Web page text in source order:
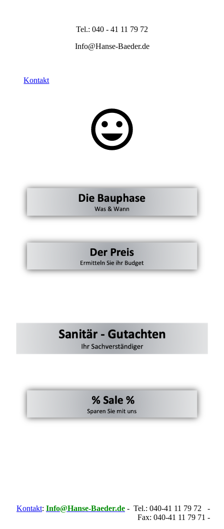
Tel.: 040 - 41 11 79 72
Info@Hanse-Baeder.de
Kontakt
Kontakt: Info@Hanse-Baeder.de - Tel.: 040-41 11 79 72 -
Fax: 040-41 11 79 71 -